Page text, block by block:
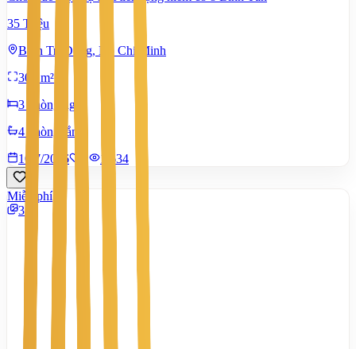
35 Triệu
Bình Trị Đông, Hồ Chí Minh
300 m²
3 phòng ngủ
4 phòng tắm
10/7/2026
1.634
Miễn phí
3